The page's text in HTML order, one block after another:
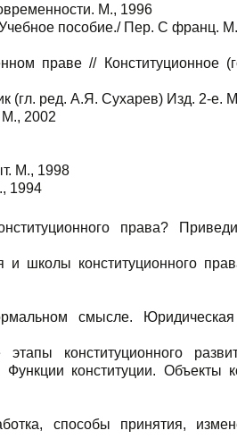
М., 1996
пособие./ Пер. С франц.
праве // Конституционное
(гл. ред. А.Я. Сухарев) Изд. 2-е.
М., 2002
М., 1998
1994
права?
школы конституционного
смысле.
конституционного
конституции. Объекты
способы принятия,